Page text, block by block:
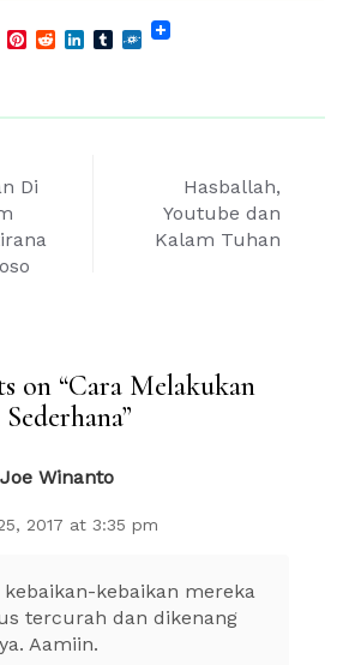
TwitterPinterest
RedditLinkedIn
Tumblr
Folkd
Di
Hasballah,
Youtube dan
Kalam Tuhan
on “Cara Melakukan
”
Winanto
2017 at 3:35 pm
kebaikan-kebaikan mereka
tercurah dan dikenang
Aamiin.